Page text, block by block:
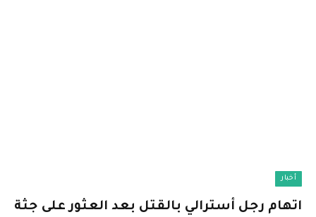
أخبار
اتهام رجل أسترالي بالقتل بعد العثور على جثة